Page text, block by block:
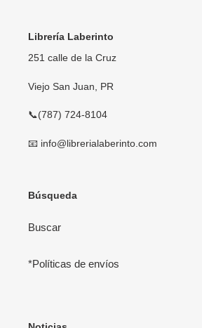
Librería Laberinto
251 calle de la Cruz
Viejo San Juan, PR
📞(787) 724-8104
📧 info@librerialaberinto.com
Búsqueda
Buscar
*Políticas de envíos